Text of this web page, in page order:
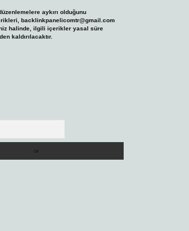
aykırı olduğunu
backlinkpanelicomtr@gmail.com
halinde, ilgili içerikler yasal süre
kaldırılacaktır.